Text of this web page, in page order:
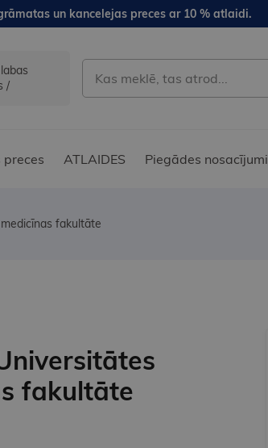
un kancelejas preces ar 10 % atlaidi.
/
preces ATLAIDES Piegādes nosacījumi
fakultāte
fakultāte